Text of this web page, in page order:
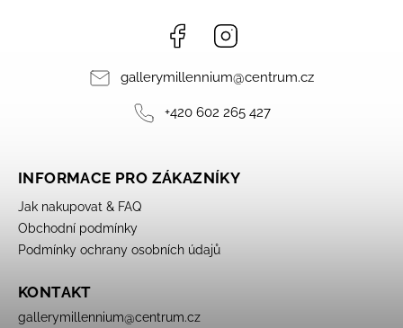
Facebook
gallerymillennium@centrum.cz
+420 602 265 427
INFORMACE PRO ZÁKAZNÍKY
Jak nakupovat & FAQ
Obchodní podmínky
Podmínky ochrany osobních údajů
KONTAKT
gallerymillennium@centrum.cz